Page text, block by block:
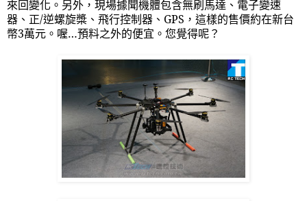
來回變化。另外，現場據聞機體包含無刷馬達、電子變速
器、正/逆螺旋槳、飛行控制器、 GPS ，這樣的售價約在新台
幣3萬元。喔…預料之外的便宜。您覺得呢？